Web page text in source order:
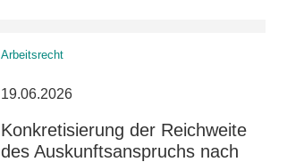
Arbeitsrecht
19.06.2026
Konkretisierung der Reichweite
des Auskunftsanspruchs nach